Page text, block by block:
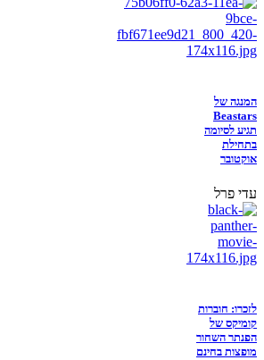
המנגה של
Beastars
תגיע לסיומה
בתחילת
אוקטובר
עדי פרל
לזכרו: חוברות
קומיקס של
הפנתר השחור
מופצות בחינם